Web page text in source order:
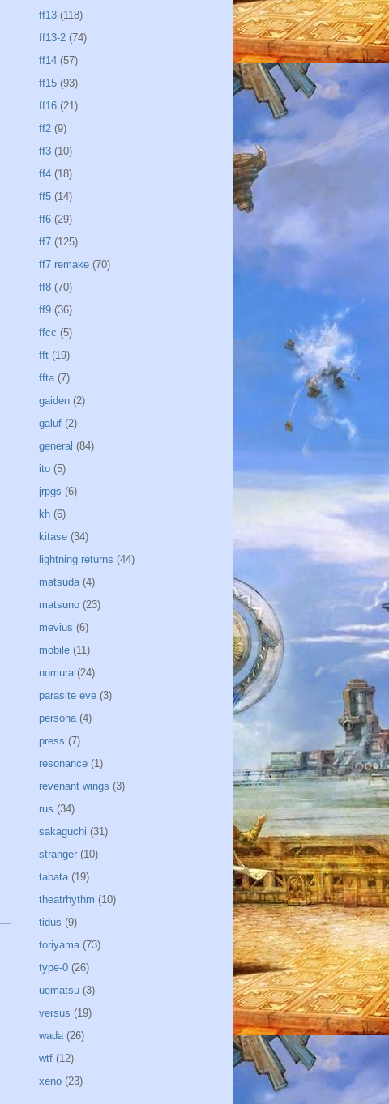
ff13 (118)
ff13-2 (74)
ff14 (57)
ff15 (93)
ff16 (21)
ff2 (9)
ff3 (10)
ff4 (18)
ff5 (14)
ff6 (29)
ff7 (125)
ff7 remake (70)
ff8 (70)
ff9 (36)
ffcc (5)
fft (19)
ffta (7)
gaiden (2)
galuf (2)
general (84)
ito (5)
jrpgs (6)
kh (6)
kitase (34)
lightning returns (44)
matsuda (4)
matsuno (23)
mevius (6)
mobile (11)
nomura (24)
parasite eve (3)
persona (4)
press (7)
resonance (1)
revenant wings (3)
rus (34)
sakaguchi (31)
stranger (10)
tabata (19)
theatrhythm (10)
tidus (9)
toriyama (73)
type-0 (26)
uematsu (3)
versus (19)
wada (26)
wtf (12)
xeno (23)